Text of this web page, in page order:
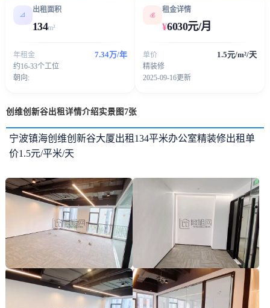
📐
出租面积
134m²
年租金 7.34万/年
约16-33个工位
朝向:
💰
租金详情
¥6030元/月
单价 1.5元/m²/天
精装修
2025-09-16更新
创维创新谷出租详情介绍实景图7张
宁波镇海创维创新谷大厦出租134平米办公室精装修出租单
价1.5元/平米/天